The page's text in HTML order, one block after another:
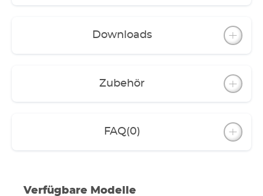
Aquarium-Set auch ohne Unterbau erhältlich
proxima-ModelleDownloads
Zubehör
FAQ(0)
Verfügbare Modelle